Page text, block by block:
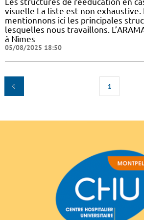
visuelle La liste est non exhaustive.
mentionnons ici les principales
lesquelles nous travaillons.
à Nîmes
05/08/2025 18:50
1